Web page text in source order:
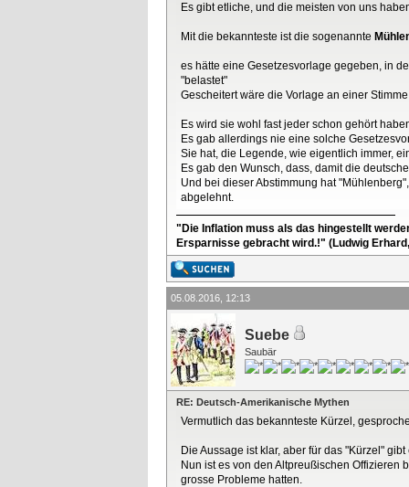
Es gibt etliche, und die meisten von uns
Mit die bekannteste ist die sogenannte
es hätte eine Gesetzesvorlage gegeben, in
"belastet"
Gescheitert wäre die Vorlage an einer
Es wird sie wohl fast jeder schon gehört
Es gab allerdings nie eine solche
Sie hat, die Legende, wie eigentlich immer,
Es gab den Wunsch, dass, damit die
Und bei dieser Abstimmung hat
abgelehnt.
"Die Inflation muss als das hingestellt
Ersparnisse gebracht wird.!" (Ludwig
05.08.2016, 12:13
Suebe
Saubär
RE: Deutsch-Amerikanische Mythen
Vermutlich das bekannteste Kürzel,
Die Aussage ist klar, aber für das "Kürzel"
Nun ist es von den Altpreußischen
grosse Probleme hatten.